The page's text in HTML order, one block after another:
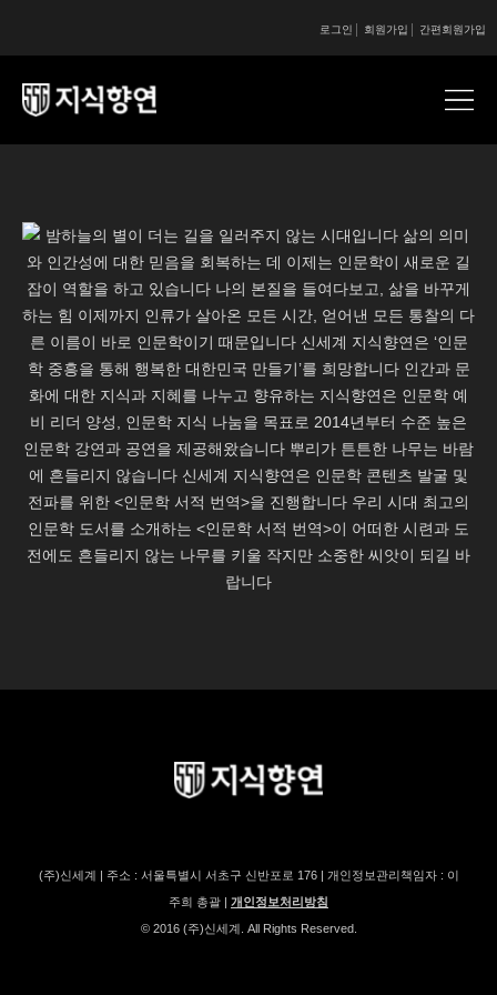
간편회원가입
회원가입
로그인
(주)신세계 | 주소 : 서울특별시 서초구 신반포로 176 | 개인정보관리책임자 : 이
주희 총괄 | 개인정보처리방침